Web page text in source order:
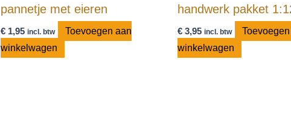
pannetje met eieren
€ 1,95 incl. btw
Toevoegen aan
winkelwagen
handwerk pakket
€3,95 incl. btw
winkelwagen